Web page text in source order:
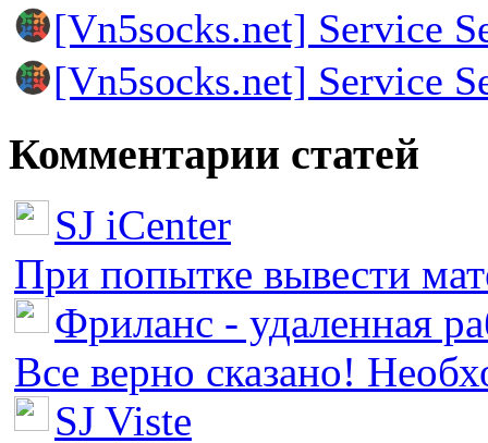
[Vn5socks.net] Service
[Vn5socks.net] Service
Комментарии статей
SJ iCenter
При попытке вывести
Фриланс - удаленная
Все верно сказано!
SJ Viste